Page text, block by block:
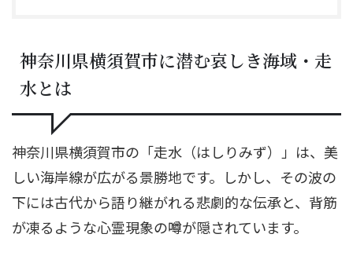
神奈川県横須賀市に潜む哀しき海域・走
水とは
神奈川県横須賀市の「走水（はしりみず）」は、美
しい海岸線が広がる景勝地です。しかし、その波の
下には古代から語り継がれる悲劇的な伝承と、背筋
が凍るような心霊現象の噂が隠されています。